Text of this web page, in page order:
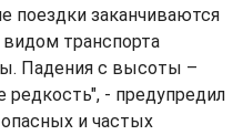
поездки заканчиваются
транспорта
Падения с высоты –
- предупредил
и частых